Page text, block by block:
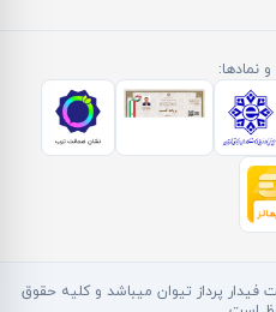
نمادها:
پرداز تیوان میباشد و کلیه حقوق